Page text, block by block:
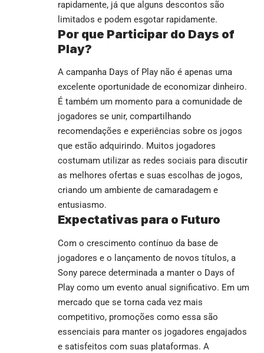
rapidamente, já que alguns descontos são
limitados e podem esgotar rapidamente.
Por que Participar do Days of
Play?
A campanha Days of Play não é apenas uma
excelente oportunidade de economizar dinheiro.
É também um momento para a comunidade de
jogadores se unir, compartilhando
recomendações e experiências sobre os jogos
que estão adquirindo. Muitos jogadores
costumam utilizar as redes sociais para discutir
as melhores ofertas e suas escolhas de jogos,
criando um ambiente de camaradagem e
entusiasmo.
Expectativas para o Futuro
Com o crescimento contínuo da base de
jogadores e o lançamento de novos títulos, a
Sony parece determinada a manter o Days of
Play como um evento anual significativo. Em um
mercado que se torna cada vez mais
competitivo, promoções como essa são
essenciais para manter os jogadores engajados
e satisfeitos com suas plataformas. A